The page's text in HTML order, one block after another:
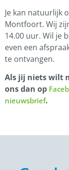
Je kan natuurlijk
Montfoort. Wij
14.00 uur. Wil je
even een
te ontvangen.
Als jij niets wilt
ons dan op
nieuwsbrief.